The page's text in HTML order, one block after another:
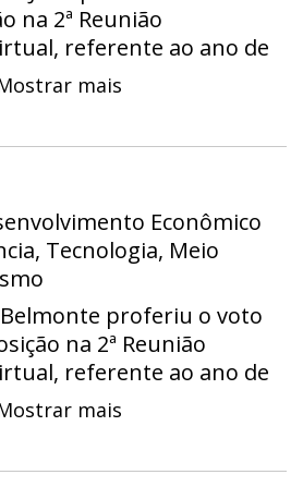
na 2ª Reunião
referente ao ano de
mais
Econômico
Tecnologia, Meio
proferiu o voto
na 2ª Reunião
referente ao ano de
mais